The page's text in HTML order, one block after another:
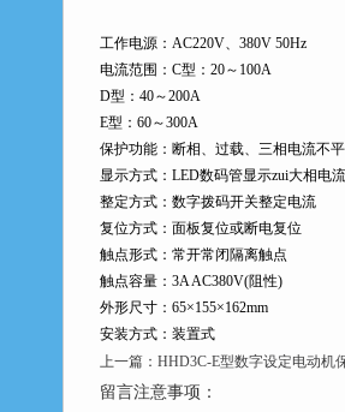
工作电源：AC220V、380V 50Hz
电流范围：C型：20～100A
D型：40～200A
E型：60～300A
保护功能：断相、过载、三相电流不
显示方式：LED数码管显示zui大相电
整定方式：数字拨码开关整定电流
复位方式：面板复位或断电复位
触点形式：常开常闭隔离触点
触点容量：3A AC380V(阻性)
外形尺寸：65×155×162mm
安装方式：装置式
上一篇： HHD3C-E型数字设定电动机
留言注意事项：